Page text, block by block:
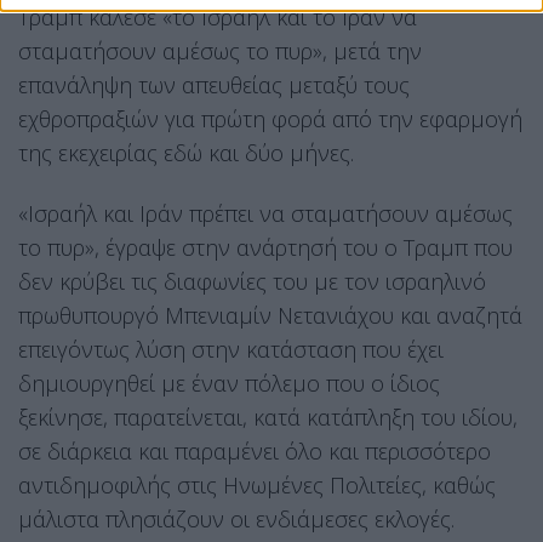
Τραμπ κάλεσε «το Ισραήλ και το Ιράν να
σταματήσουν αμέσως το πυρ», μετά την
επανάληψη των απευθείας μεταξύ τους
εχθροπραξιών για πρώτη φορά από την εφαρμογή
της εκεχειρίας εδώ και δύο μήνες.
«Ισραήλ και Ιράν πρέπει να σταματήσουν αμέσως
το πυρ», έγραψε στην ανάρτησή του ο Τραμπ που
δεν κρύβει τις διαφωνίες του με τον ισραηλινό
πρωθυπουργό Μπενιαμίν Νετανιάχου και αναζητά
επειγόντως λύση στην κατάσταση που έχει
δημιουργηθεί με έναν πόλεμο που ο ίδιος
ξεκίνησε, παρατείνεται, κατά κατάπληξη του ιδίου,
σε διάρκεια και παραμένει όλο και περισσότερο
αντιδημοφιλής στις Ηνωμένες Πολιτείες, καθώς
μάλιστα πλησιάζουν οι ενδιάμεσες εκλογές.